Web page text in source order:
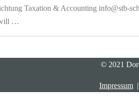
Taxation & Accounting info@stb-
will …
© 2021
Impressum |